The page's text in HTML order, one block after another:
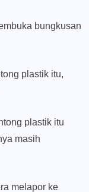
bungkusan
plastik itu,
plastik itu
masih
melapor ke